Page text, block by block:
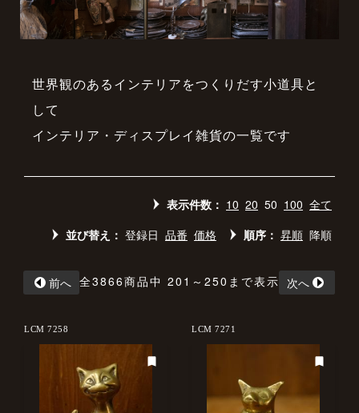
世界観のあるインテリアをつくりだす小道具と
して
インテリア・ディスプレイ雑貨の一覧です
表示件数： 10 20 50 100 全て
並び替え： 登録日 品番 価格 順序： 昇順 降順
全3866商品中 201～250まで表示
前へ 次へ
LCM 7258 LCM 7271